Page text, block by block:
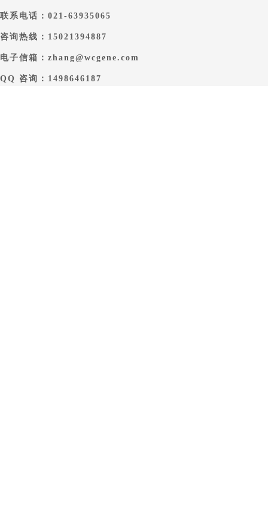
联系电话：021-63935065
咨询热线：15021394887
电子信箱：zhang@wcgene.com
QQ 咨询：1498646187